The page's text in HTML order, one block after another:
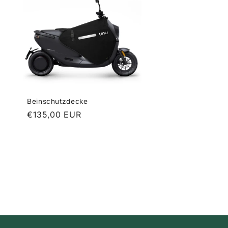
Beinschutzdecke
Normaler
€135,00 EUR